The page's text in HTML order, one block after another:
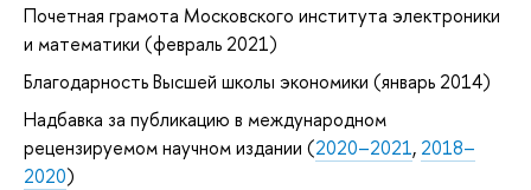
Почетная грамота Московского института электроники
и математики (февраль 2021)
Благодарность Высшей школы экономики (январь 2014)
Надбавка за публикацию в международном
рецензируемом научном издании (2020–2021, 2018–
2020)